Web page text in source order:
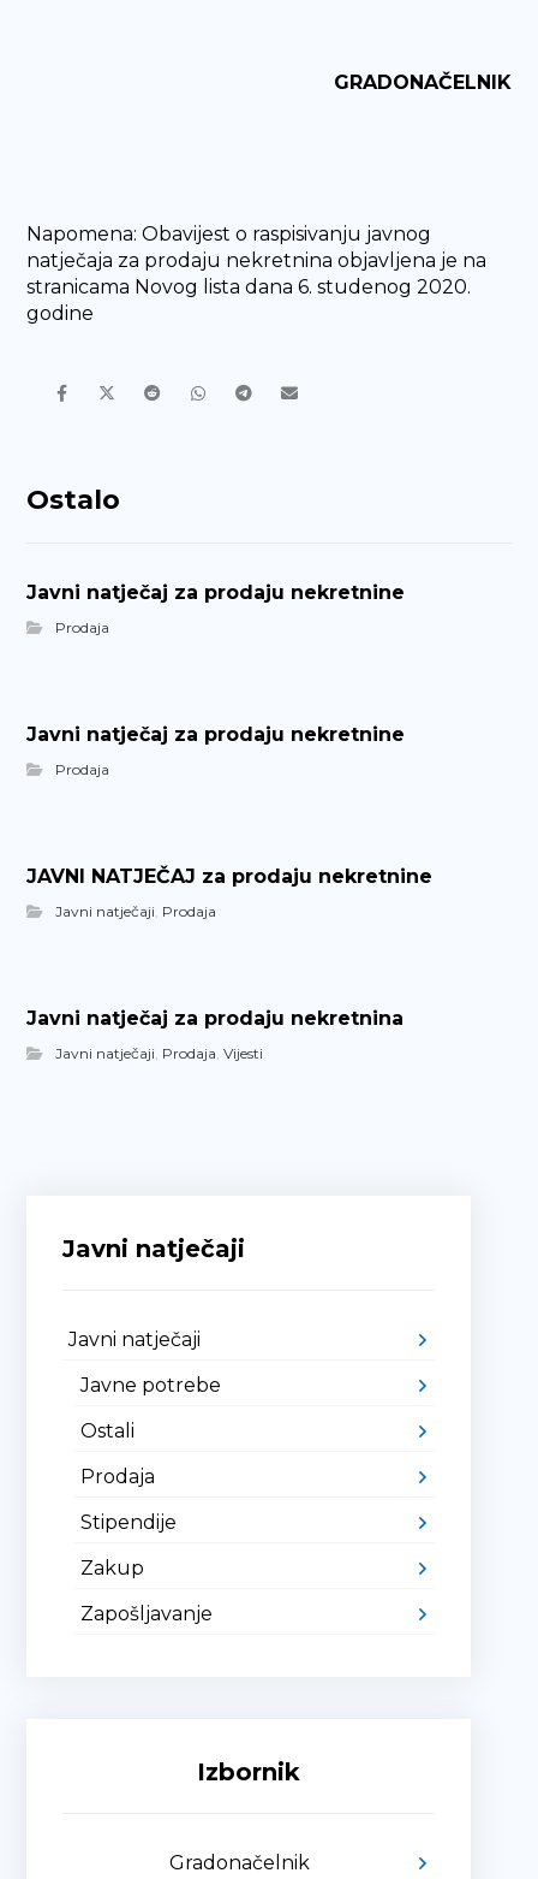
GRADONAČELNIK
Napomena: Obavijest o raspisivanju javnog
natječaja za prodaju nekretnina objavljena je na
stranicama Novog lista dana 6. studenog 2020.
godine
Ostalo
Javni natječaj za prodaju nekretnine
Prodaja
Javni natječaj za prodaju nekretnine
Prodaja
JAVNI NATJEČAJ za prodaju nekretnine
Javni natječaji, Prodaja
Javni natječaj za prodaju nekretnina
Javni natječaji, Prodaja,Vijesti
Javni natječaji
Javni natječaji
Javne potrebe
Ostali
Prodaja
Stipendije
Zakup
Zapošljavanje
Izbornik
Gradonačelnik